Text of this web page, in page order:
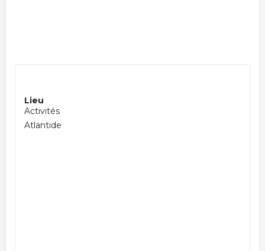
Lieu
Activités
Atlantide